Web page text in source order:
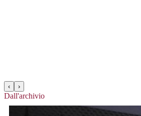
‹ ›
Dall'archivio